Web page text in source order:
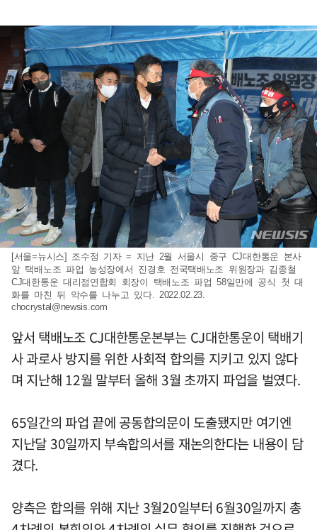
[서울=뉴시스] 조수정 기자 = 지난 2월 서울시 중구 CJ대한통운 본사
앞 택배노조 파업 농성장에서 진경호 전국택배노조 위원장과 김종철
CJ대한통운 대리점연합회 회장이 택배노조 파업 58일만에 공식 첫 대
화를 마친 뒤 악수를 나누고 있다. 2022.02.23.
chocrystal@newsis.com
앞서 택배노조 CJ대한통운본부는 CJ대한통운이 택배기
사 과로사 방지를 위한 사회적 합의를 지키고 있지 않다
며 지난해 12월 말부터 올해 3월 초까지 파업을 벌였다.
65일간의 파업 끝에 공동합의문이 도출됐지만 여기엔
지난달 30일까지 부속합의서를 재논의한다는 내용이 담
겼다.
양측은 합의를 위해 지난 3월20일부터 6월30일까지 총